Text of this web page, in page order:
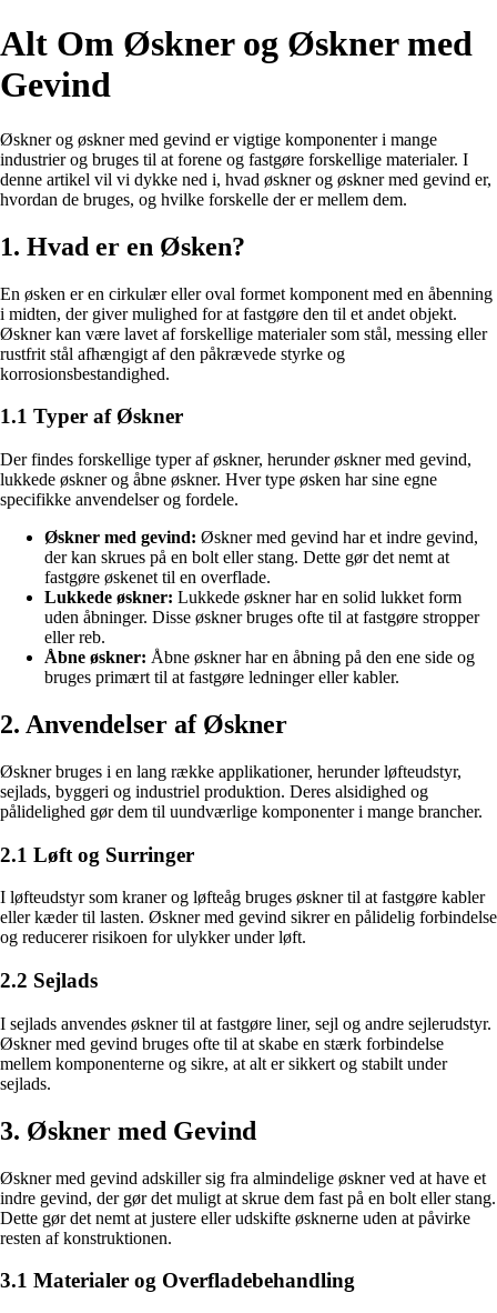
Alt Om Øskner og Øskner med
Gevind
Øskner og øskner med gevind er vigtige komponenter i mange
industrier og bruges til at forene og fastgøre forskellige materialer. I
denne artikel vil vi dykke ned i, hvad øskner og øskner med gevind er,
hvordan de bruges, og hvilke forskelle der er mellem dem.
1. Hvad er en Øsken?
En øsken er en cirkulær eller oval formet komponent med en åbenning
i midten, der giver mulighed for at fastgøre den til et andet objekt.
Øskner kan være lavet af forskellige materialer som stål, messing eller
rustfrit stål afhængigt af den påkrævede styrke og
korrosionsbestandighed.
1.1 Typer af Øskner
Der findes forskellige typer af øskner, herunder øskner med gevind,
lukkede øskner og åbne øskner. Hver type øsken har sine egne
specifikke anvendelser og fordele.
Øskner med gevind: Øskner med gevind har et indre gevind,
der kan skrues på en bolt eller stang. Dette gør det nemt at
fastgøre øskenet til en overflade.
Lukkede øskner: Lukkede øskner har en solid lukket form
uden åbninger. Disse øskner bruges ofte til at fastgøre stropper
eller reb.
Åbne øskner: Åbne øskner har en åbning på den ene side og
bruges primært til at fastgøre ledninger eller kabler.
2. Anvendelser af Øskner
Øskner bruges i en lang række applikationer, herunder løfteudstyr,
sejlads, byggeri og industriel produktion. Deres alsidighed og
pålidelighed gør dem til uundværlige komponenter i mange brancher.
2.1 Løft og Surringer
I løfteudstyr som kraner og løfteåg bruges øskner til at fastgøre kabler
eller kæder til lasten. Øskner med gevind sikrer en pålidelig forbindelse
og reducerer risikoen for ulykker under løft.
2.2 Sejlads
I sejlads anvendes øskner til at fastgøre liner, sejl og andre sejlerudstyr.
Øskner med gevind bruges ofte til at skabe en stærk forbindelse
mellem komponenterne og sikre, at alt er sikkert og stabilt under
sejlads.
3. Øskner med Gevind
Øskner med gevind adskiller sig fra almindelige øskner ved at have et
indre gevind, der gør det muligt at skrue dem fast på en bolt eller stang.
Dette gør det nemt at justere eller udskifte øsknerne uden at påvirke
resten af konstruktionen.
3.1 Materialer og Overfladebehandling